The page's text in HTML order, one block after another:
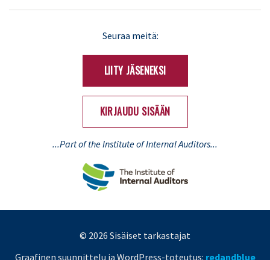
Seuraa meitä:
LIITY JÄSENEKSI
KIRJAUDU SISÄÄN
...Part of the Institute of Internal Auditors...
© 2026 Sisäiset tarkastajat
Graafinen suunnittelu ja WordPress-toteutus: redandblue